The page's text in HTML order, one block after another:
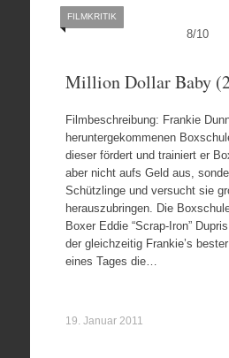
8/10
FILMKRITIK
Million Dollar Baby
Filmbeschreibung: Frankie
heruntergekommenen
dieser fördert und trainiert er
aber nicht aufs Geld aus,
Schützlinge und versucht sie
herauszubringen. Die
Boxer Eddie “Scrap-Iron”
der gleichzeitig Frankie’s
eines Tages die…
19. Januar 2011